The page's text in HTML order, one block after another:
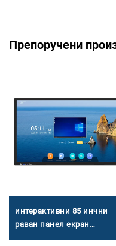
Препоручени
интерактивни 85 инчни
раван панел екран